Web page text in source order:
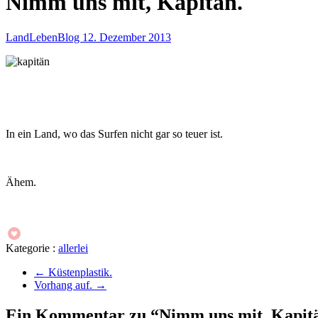
LandLebenBlog 12. Dezember 2013
In ein Land, wo das Surfen nicht gar so teuer ist.
Ähem.
Kategorie : allerlei
← Küstenplastik.
Vorhang auf. →